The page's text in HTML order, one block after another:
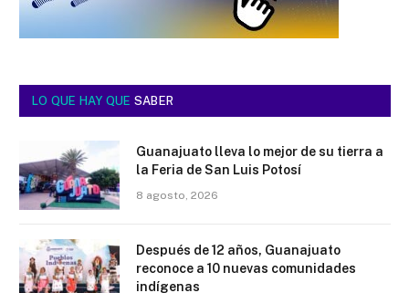
LO QUE HAY QUE SABER
Guanajuato lleva lo mejor de su tierra a
la Feria de San Luis Potosí
8 agosto, 2026
Después de 12 años, Guanajuato
reconoce a 10 nuevas comunidades
indígenas